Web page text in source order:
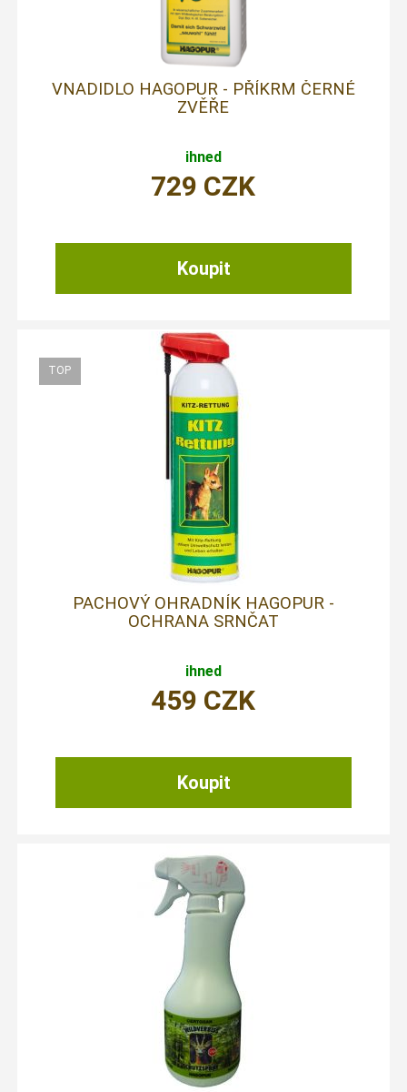
VNADIDLO HAGOPUR - PŘÍKRM ČERNÉ
ZVĚŘE
ihned
729 CZK
PACHOVÝ OHRADNÍK HAGOPUR -
OCHRANA SRNČAT
ihned
459 CZK